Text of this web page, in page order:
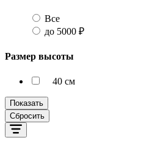
Все
до 5000 ₽
Размер высоты
40 см
Показать
Сбросить